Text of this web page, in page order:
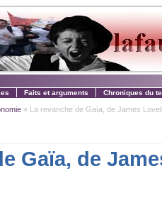
Faits et arguments Chroniques du
» La revanche de Gaïa, de James
Gaïa, de